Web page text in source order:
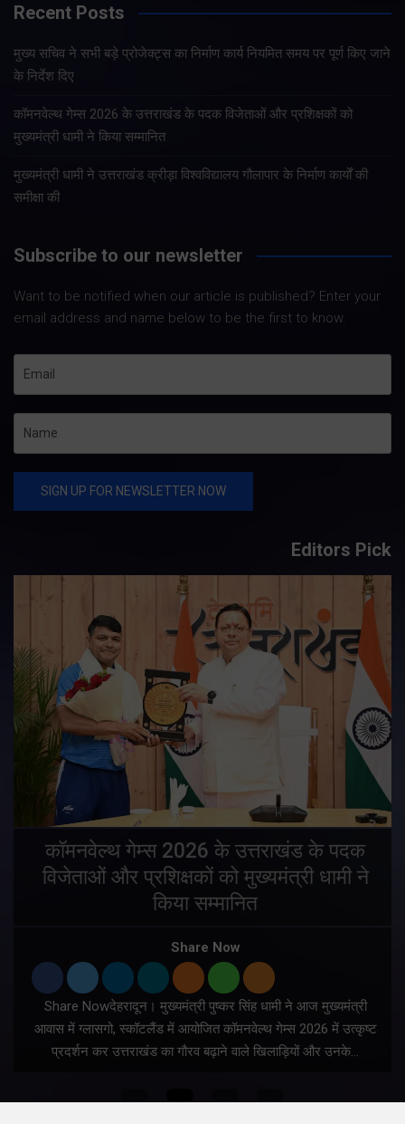
Recent Posts
मुख्य सचिव ने सभी बड़े प्रोजेक्ट्स का निर्माण कार्य नियमित समय पर पूर्ण किए जाने
के निर्देश दिए
कॉमनवेल्थ गेम्स 2026 के उत्तराखंड के पदक विजेताओं और प्रशिक्षकों को
मुख्यमंत्री धामी ने किया सम्मानित
मुख्यमंत्री धामी ने उत्तराखंड क्रीड़ा विश्वविद्यालय गौलापार के निर्माण कार्यों की
समीक्षा की
Subscribe to our newsletter
Want to be notified when our article is published? Enter your
email address and name below to be the first to know.
Editors Pick
कॉमनवेल्थ गेम्स 2026 के उत्तराखंड के पदक
विजेताओं और प्रशिक्षकों को मुख्यमंत्री धामी ने
किया सम्मानित
Share Now
Share Nowदेहरादून। मुख्यमंत्री पुष्कर सिंह धामी ने आज मुख्यमंत्री
आवास में ग्लासगो, स्कॉटलैंड में आयोजित कॉमनवेल्थ गेम्स 2026 में उत्कृष्ट
प्रदर्शन कर उत्तराखंड का गौरव बढ़ाने वाले खिलाड़ियों और उनके…